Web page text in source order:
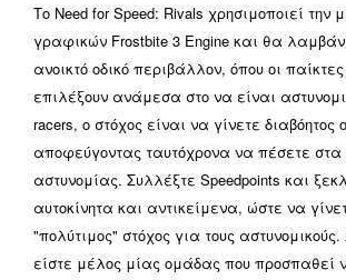
Το Need for Speed: Rivals χρησιμοποιεί την
γραφικών Frostbite 3 Engine και θα
ανοικτό οδικό περιβάλλον, όπου οι
επιλέξουν ανάμεσα στο να είναι
racers, ο στόχος είναι να γίνετε διαβόητος
αποφεύγοντας ταυτόχρονα να πέσετε στα
αστυνομίας. Συλλέξτε Speedpoints και
αυτοκίνητα και αντικείμενα, ώστε να
"πολύτιμος" στόχος για τους
είστε μέλος μίας ομάδας που προσπαθεί